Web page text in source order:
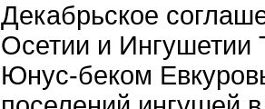
Декабрьское
Осетии и
Юнус-беком